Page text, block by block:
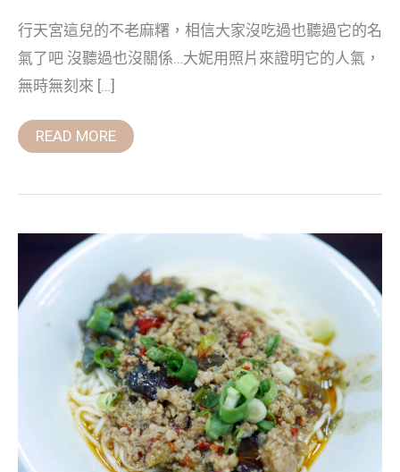
行天宮這兒的不老麻糬，相信大家沒吃過也聽過它的名
氣了吧 沒聽過也沒關係…大妮用照片來證明它的人氣，
無時無刻來 […]
捷
運
行
天
宮
站
READ MORE
【台
小
吃】
劉
麵